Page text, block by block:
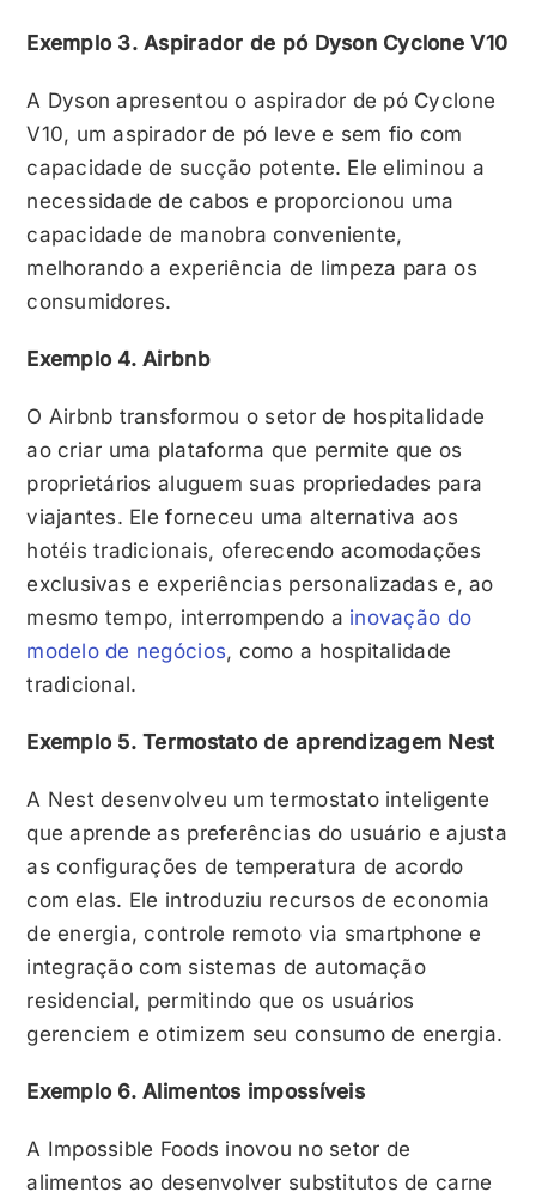
Exemplo 3. Aspirador de pó Dyson Cyclone V10
A Dyson apresentou o aspirador de pó Cyclone
V10, um aspirador de pó leve e sem fio com
capacidade de sucção potente. Ele eliminou a
necessidade de cabos e proporcionou uma
capacidade de manobra conveniente,
melhorando a experiência de limpeza para os
consumidores.
Exemplo 4. Airbnb
O Airbnb transformou o setor de hospitalidade
ao criar uma plataforma que permite que os
proprietários aluguem suas propriedades para
viajantes. Ele forneceu uma alternativa aos
hotéis tradicionais, oferecendo acomodações
exclusivas e experiências personalizadas e, ao
mesmo tempo, interrompendo a inovação do
modelo de negócios, como a hospitalidade
tradicional.
Exemplo 5. Termostato de aprendizagem Nest
A Nest desenvolveu um termostato inteligente
que aprende as preferências do usuário e ajusta
as configurações de temperatura de acordo
com elas. Ele introduziu recursos de economia
de energia, controle remoto via smartphone e
integração com sistemas de automação
residencial, permitindo que os usuários
gerenciem e otimizem seu consumo de energia.
Exemplo 6. Alimentos impossíveis
A Impossible Foods inovou no setor de
alimentos ao desenvolver substitutos de carne